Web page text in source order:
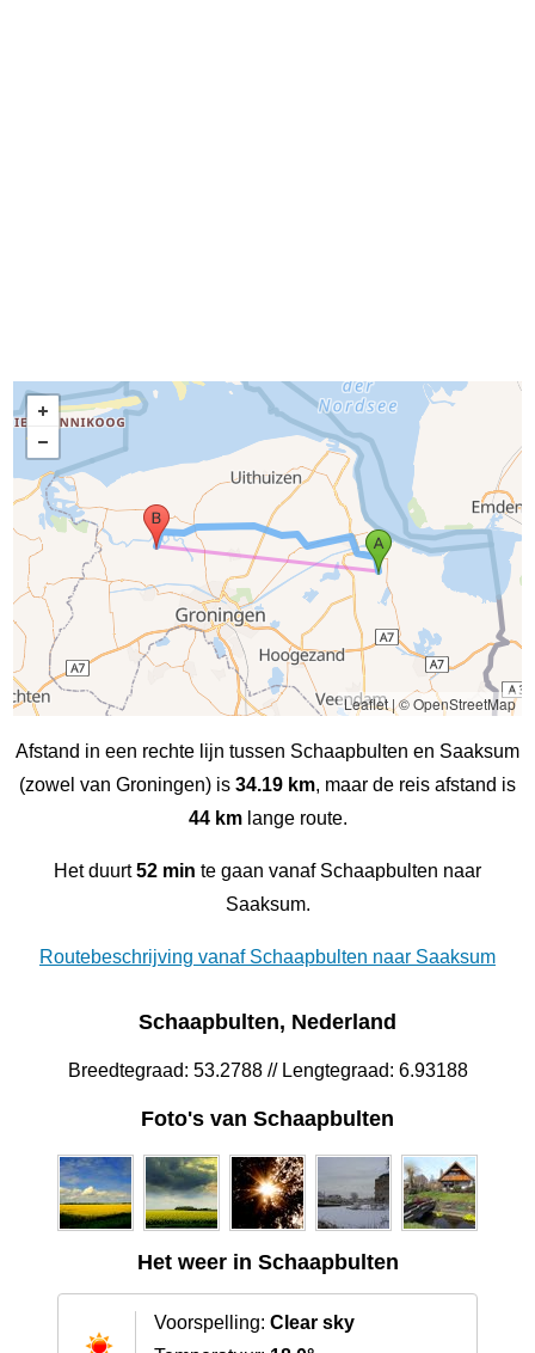
Leaflet|© OpenStreetMap
Afstand in een rechte lijn tussen Schaapbulten en Saaksum
(zowel van Groningen) is 34.19 km, maar de reis afstand is
44 kmlange route.
Het duurt52 min te gaan vanaf Schaapbulten naar
Saaksum.
Routebeschrijving vanaf Schaapbulten naar Saaksum
Schaapbulten, Nederland
Breedtegraad: 53.2788 // Lengtegraad: 6.93188
Foto's van Schaapbulten
Het weer in Schaapbulten
Voorspelling: Clear sky